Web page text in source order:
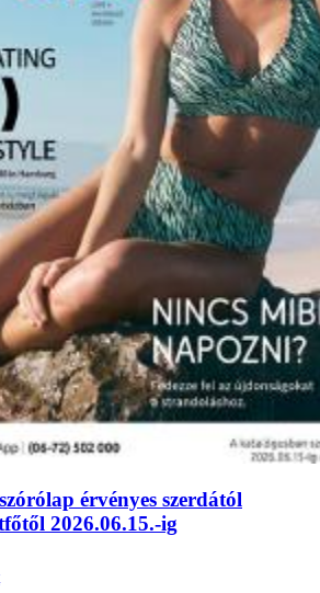
érvényes szerdától
2026.06.15.-ig